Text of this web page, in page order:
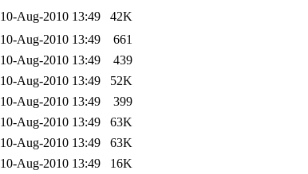
10-Aug-2010 13:49
42K
10-Aug-2010 13:49
661
10-Aug-2010 13:49
439
10-Aug-2010 13:49
52K
10-Aug-2010 13:49
399
10-Aug-2010 13:49
63K
10-Aug-2010 13:49
63K
10-Aug-2010 13:49
16K